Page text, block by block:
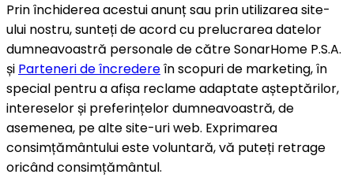
Prin închiderea acestui anunț sau prin utilizarea site-
ului nostru, sunteți de acord cu prelucrarea datelor
dumneavoastră personale de către SonarHome P.S.A.
și Parteneri de încredereîn scopuri de marketing, în
special pentru a afișa reclame adaptate așteptărilor,
intereselor și preferințelor dumneavoastră, de
asemenea, pe alte site-uri web. Exprimarea
consimțământului este voluntară, vă puteți retrage
oricând consimțământul.